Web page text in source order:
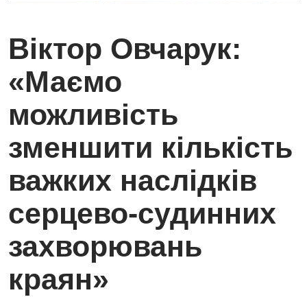
Віктор Овчарук:
«Маємо
можливість
зменшити кількість
важких наслідків
серцево-судинних
захворювань
краян»